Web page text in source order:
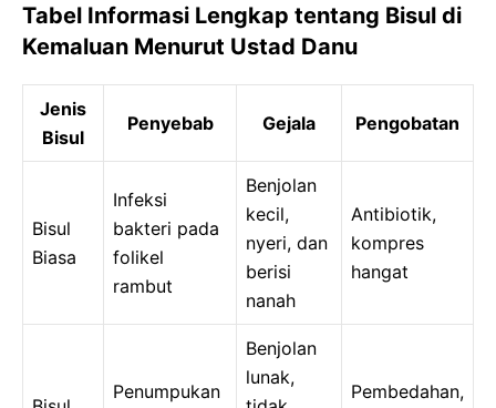
Tabel Informasi Lengkap tentang Bisul di
Kemaluan Menurut Ustad Danu
Jenis
Bisul
Penyebab Gejala Pengobatan
Bisul
Biasa
Infeksi
bakteri pada
folikel
rambut
Benjolan
kecil,
nyeri, dan
berisi
nanah
Antibiotik,
kompres
hangat
Penumpukan
Benjolan
lunak,
Pembedahan,